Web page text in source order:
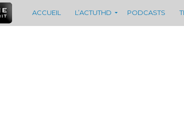
ACCUEIL L’ACTUTHD PODCASTS